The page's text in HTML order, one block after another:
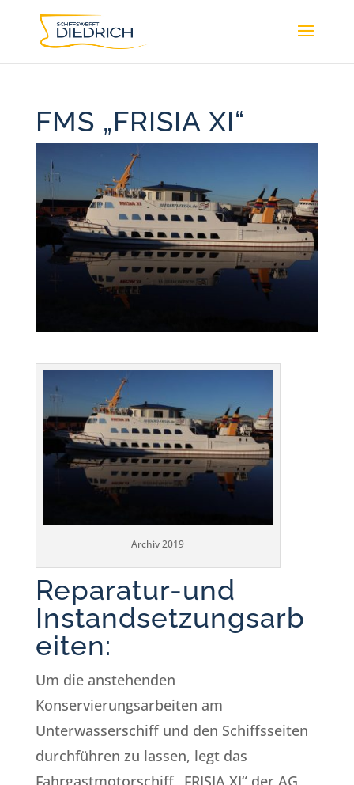
FMS „FRISIA XI“
Archiv 2019
Reparatur-und
Instandsetzungsarb
eiten:
Um die anstehenden
Konservierungsarbeiten am
Unterwasserschiff und den Schiffsseiten
durchführen zu lassen, legt das
Fahrgastmotorschiff „FRISIA XI“ der AG